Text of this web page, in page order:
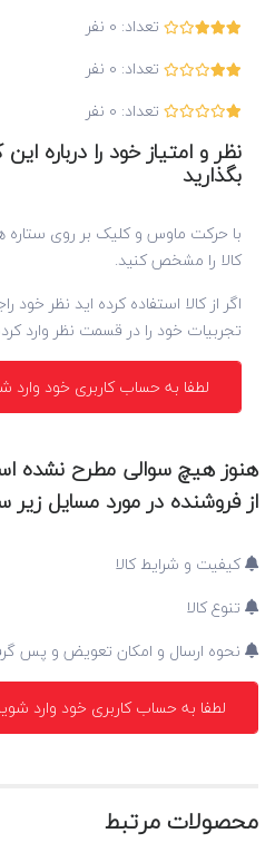
تعداد: 0 نفر
تعداد: 0 نفر
تعداد: 0 نفر
نظر و امتیاز خود را درباره این
بگذارید
با حرکت ماوس و کلیک بر روی ستاره
کالا را مشخص کنید.
اگر از کالا استفاده کرده اید نظر خود
تجربیات خود را در قسمت نظر وارد
لطفا به حساب کاربری خود وارد
هنوز هیچ سوالی مطرح نشده
از فروشنده در مورد مسایل زیر
کیفیت و شرایط کالا
تنوع کالا
نحوه ارسال و امکان تعویض و پس
لطفا به حساب کاربری خود وارد
محصولات مرتبط